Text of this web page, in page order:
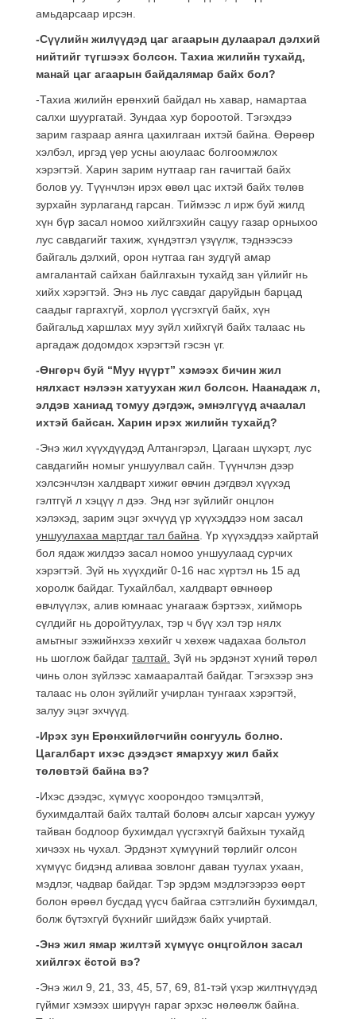
амьдарсаар ирсэн.
-Сүүлийн жилүүдэд цаг агаарын дулаарал дэлхий
нийтийг түгшээх болсон. Тахиа жилийн тухайд,
манай цаг агаарын байдалямар байх бол?
-Тахиа жилийн ерөнхий байдал нь хавар, намартаа
салхи шуургатай. Зундаа хур бороотой. Тэгэхдээ
зарим газраар аянга цахилгаан ихтэй байна. Өөрөөр
хэлбэл, иргэд үер усны аюулаас болгоомжлох
хэрэгтэй. Харин зарим нутгаар ган гачигтай байх
болов уу. Түүнчлэн ирэх өвөл цас ихтэй байх төлөв
зурхайн зурлаганд гарсан. Тиймээс л ирж буй жилд
хүн бүр засал номоо хийлгэхийн сацуу газар орныхоо
лус савдагийг тахиж, хүндэтгэл үзүүлж, тэднээсээ
байгаль дэлхий, орон нутгаа ган зудгүй амар
амгалантай сайхан байлгахын тухайд зан үйлийг нь
хийх хэрэгтэй. Энэ нь лус савдаг даруйдын барцад
саадыг гаргахгүй, хорлол үүсгэхгүй байх, хүн
байгальд харшлах муу зүйл хийхгүй байх талаас нь
аргадаж додомдох хэрэгтэй гэсэн үг.
-Өнгөрч буй “Муу нүүрт” хэмээх бичин жил
нялхаст нэлээн хатуухан жил болсон. Наанадаж л,
элдэв ханиад томуу дэгдэж, эмнэлгүүд ачаалал
ихтэй байсан. Харин ирэх жилийн тухайд?
-Энэ жил хүүхдүүдэд Алтангэрэл, Цагаан шүхэрт, лус
савдагийн номыг уншуулвал сайн. Түүнчлэн дээр
хэлсэнчлэн халдварт хижиг өвчин дэгдвэл хүүхэд
гэлтгүй л хэцүү л дээ. Энд нэг зүйлийг онцлон
хэлэхэд, зарим эцэг эхчүүд үр хүүхэддээ ном засал
уншуулахаа мартдаг тал байна . Үр хүүхэддээ хайртай
бол ядаж жилдээ засал номоо уншуулаад сурчих
хэрэгтэй. Зүй нь хүүхдийг 0-16 нас хүртэл нь 15 ад
хоролж байдаг. Тухайлбал, халдварт өвчнөөр
өвчлүүлэх, алив юмнаас унагааж бэртээх, хийморь
сүлдийг нь доройтуулах, тэр ч бүү хэл тэр нялх
амьтныг ээжийнхээ хөхийг ч хөхөж чадахаа больтол
нь шоглож байдаг талтай. Зүй нь эрдэнэт хүний төрөл
чинь олон зүйлээс хамааралтай байдаг. Тэгэхээр энэ
талаас нь олон зүйлийг учирлан тунгаах хэрэгтэй,
залуу эцэг эхчүүд.
-Ирэх зун Ерөнхийлөгчийн сонгууль болно.
Цагалбарт ихэс дээдэст ямархуу жил байх
төлөвтэй байна вэ?
-Ихэс дээдэс, хүмүүс хоорондоо тэмцэлтэй,
бухимдалтай байх талтай боловч алсыг харсан уужуу
тайван бодлоор бухимдал үүсгэхгүй байхын тухайд
хичээх нь чухал. Эрдэнэт хүмүүний төрлийг олсон
хүмүүс бидэнд аливаа зовлонг даван туулах ухаан,
мэдлэг, чадвар байдаг. Тэр эрдэм мэдлэгээрээ өөрт
болон өрөөл бусдад үүсч байгаа сэтгэлийн бухимдал,
болж бүтэхгүй бүхнийг шийдэж байх учиртай.
-Энэ жил ямар жилтэй хүмүүс онцгойлон засал
хийлгэх ёстой вэ?
-Энэ жил 9, 21, 33, 45, 57, 69, 81-тэй үхэр жилтнүүдэд
гүймиг хэмээх ширүүн гараг эрхэс нөлөөлж байна.